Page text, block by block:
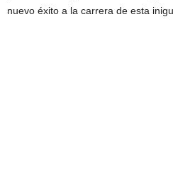
nuevo éxito a la carrera de esta